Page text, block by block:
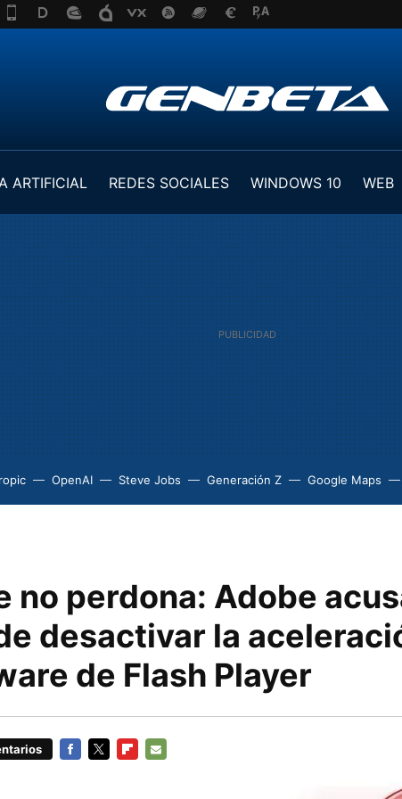
ARTIFICIAL REDES SOCIALES WINDOWS 10 WEB
OpenAI Steve Jobs Generación Z Google Maps
no perdona: Adobe
desactivar la
de Flash Player